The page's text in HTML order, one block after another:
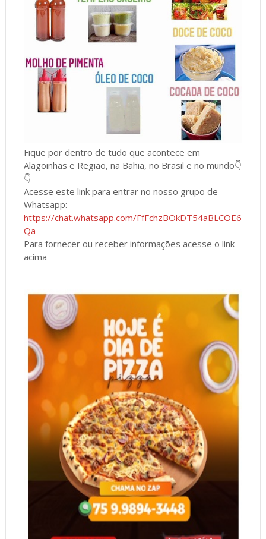
Fique por dentro de tudo que acontece em
Alagoinhas e Região, na Bahia, no Brasil e no mundo👇
👇
Acesse este link para entrar no nosso grupo de
Whatsapp:
https://chat.whatsapp.com/FfFchzBOkDT54aBLCOE6
Qa
Para fornecer ou receber informações acesse o link
acima